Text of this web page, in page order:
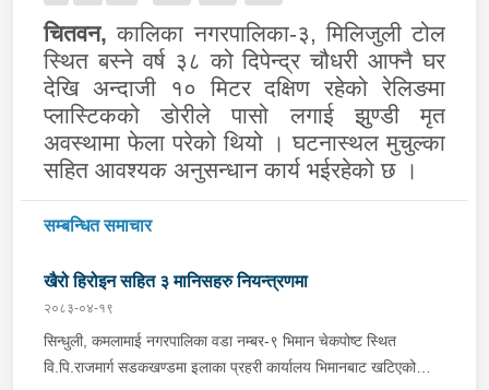
चितवन, कालिका नगरपालिका-३, मिलिजुली टोल
स्थित बस्ने वर्ष ३८ को दिपेन्द्र चौधरी आफ्नै घर
देखि अन्दाजी १० मिटर दक्षिण रहेको रेलिङमा
प्लास्टिकको डोरीले पासो लगाई झुण्डी मृत
अवस्थामा फेला परेको थियो । घटनास्थल मुचुल्का
सहित आवश्यक अनुसन्धान कार्य भईरहेको छ ।
सम्बन्धित समाचार
खैरो हिरोइन सहित ३ मानिसहरु नियन्त्रणमा
२०८३-०४-१९
सिन्धुली, कमलामाई नगरपालिका वडा नम्बर-९ भिमान चेकपोष्ट स्थित
वि.पि.राजमार्ग सडकखण्डमा इलाका प्रहरी कार्यालय भिमानबाट खटिएको